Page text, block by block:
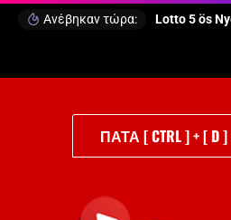
Ανέβηκαν τώρα: Lotto 5 ös
ΠΑΤΑ [ CTRL ] + [ D ]